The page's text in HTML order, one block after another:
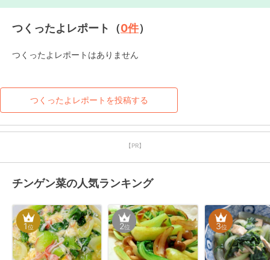
つくったよレポート（0件）
つくったよレポートはありません
つくったよレポートを投稿する
【PR】
チンゲン菜の人気ランキング
1位 2位 3位